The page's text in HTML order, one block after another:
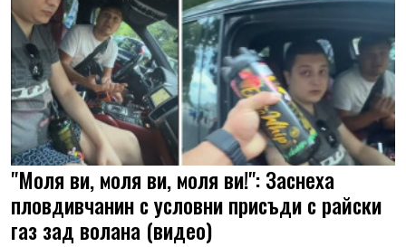
"Моля ви, моля ви, моля ви!": Заснеха
пловдивчанин с условни присъди с райски
газ зад волана (видео)